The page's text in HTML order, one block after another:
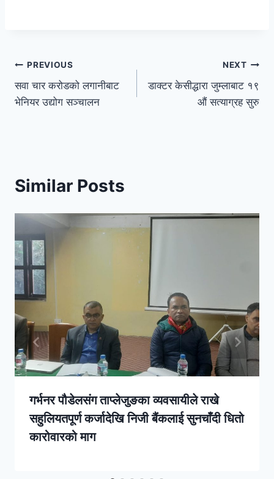
PREVIOUS
सवा चार करोडको लगानीबाट
भेनियर उद्योग सञ्चालन
NEXT
डाक्टर केसीद्धारा जुम्लाबाट १९
औं सत्याग्रह सुरु
Similar Posts
गर्भनर पौडेलसंग ताप्लेजुङका व्यवसायीले राखे
सहुलियतपूर्ण कर्जादेखि निजी बैंकलाई सुनचाँदी धितो
कारोवारको माग